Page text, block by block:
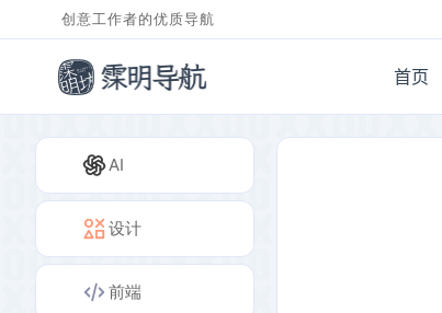
创意工作者的优质导航
首页
AI
设计
前端